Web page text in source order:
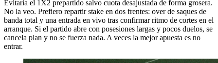
Evitaría el 1X2 prepartido salvo cuota desajustada de forma grosera.
No la veo. Prefiero repartir stake en dos frentes: over de saques de
banda total y una entrada en vivo tras confirmar ritmo de cortes en el
arranque. Si el partido abre con posesiones largas y pocos duelos, se
cancela plan y no se fuerza nada. A veces la mejor apuesta es no
entrar.